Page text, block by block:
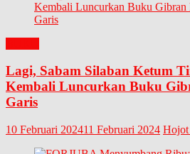
Lagi, Sabam Silaban Ketum
Kembali Luncurkan Buku
Garis
10 Februari 202411 Februari 2024 Hojot